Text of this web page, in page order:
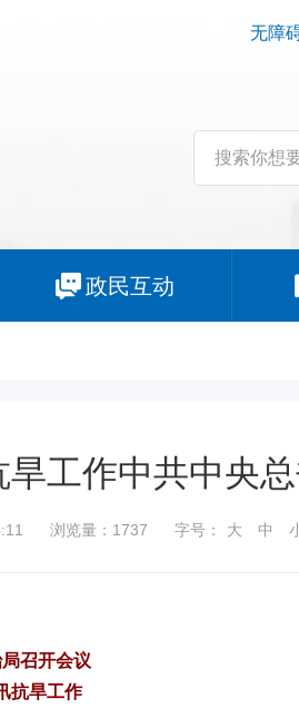
无障
政民互动
工作中共中央
浏览量：1737 字号： 大 中
召开会议
抗旱工作